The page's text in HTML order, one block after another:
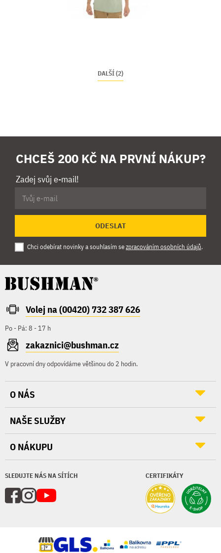
DALŠÍ (2)
CHCEŠ 200 KČ NA PRVNÍ NÁKUP?
Zadej svůj e-mail!
ODESLAT
Chci odebírat novinky a souhlasím sezpracováním osobních údajů.
Volej na (00420) 732 387 626
Po - Pá: 8 - 17 h
zakaznici@bushman.cz
V pracovní dny odpovídáme většinou do 2 hodin.
SLEDUJTE NÁS NA SÍTÍCH CERTIFIKÁTY
O NÁS
NAŠE SLUŽBY
O NÁKUPU